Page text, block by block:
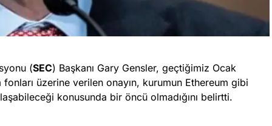
(SEC) Başkanı Gary Gensler, geçtiğimiz Ocak
fonları üzerine verilen onayın, kurumun Ethereum gibi
konusunda bir öncü olmadığını belirtti.